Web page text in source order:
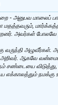
- அனுபவ மாலைப்
அவர்கள்
வருந்தி
அறிவர். ஆகவே
நம் சண்டையை
நமக்கு